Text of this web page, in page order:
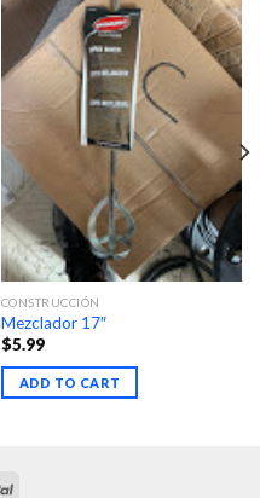
CONSTRUCCIÓN
Mezclador 17″
$5.99
ADD TO CART